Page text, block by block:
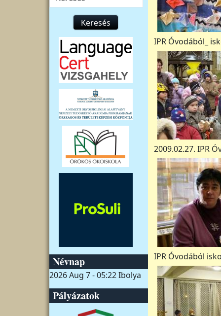
Keresés
Névnap
2026 Aug 7 - 05:22Ibolya
Pályázatok
IPR Óvodából_
2009.02.27. IPR
IPR Óvodából